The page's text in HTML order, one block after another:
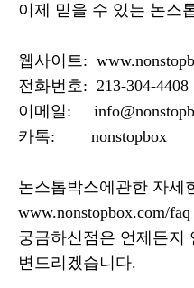
이제 믿을 수 있는 논스
웹사이트:
전화번호: 213-304-4408
이메일:
카톡: nonstopbox
논스톱박스에관한 자세
www.nonstopbox.com/
궁금하신점은 언제든지
변드리겠습니다.